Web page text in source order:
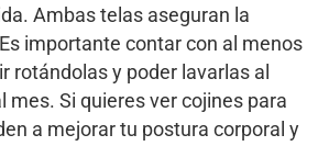
Ambas telas aseguran la
importante contar con al menos
rotándolas y poder lavarlas al
mes. Si quieres ver cojines para
a mejorar tu postura corporal y